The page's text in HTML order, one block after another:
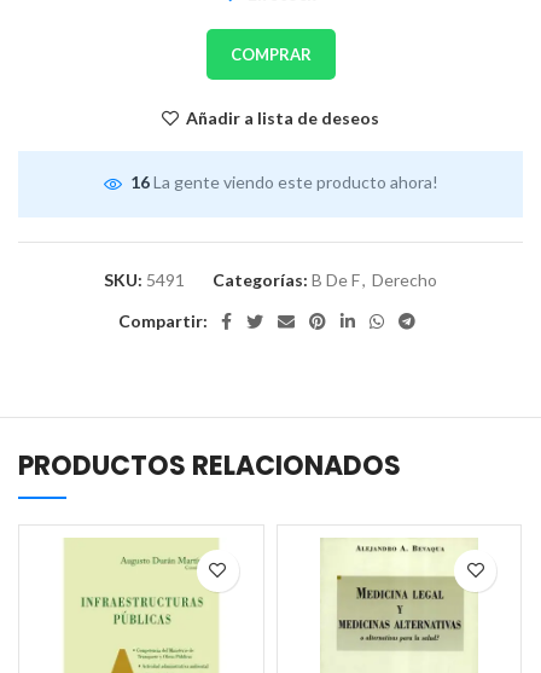
COMPRAR
Añadir a lista de deseos
16 La gente viendo este producto ahora!
SKU: 5491 Categorías: B De F, Derecho
Compartir:
PRODUCTOS RELACIONADOS